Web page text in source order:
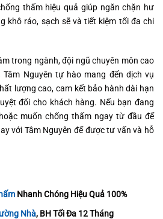
thấm hiệu quả giúp ngăn chặn hư
khô ráo, sạch sẽ và tiết kiệm tối đa chi
trong ngành, đội ngũ chuyên môn cao
Nguyên tự hào mang đến dịch vụ
lượng cao, cam kết bảo hành dài hạn
đối cho khách hàng. Nếu bạn đang
muốn chống thấm ngay từ đầu để
với Tâm Nguyên để được tư vấn và hỗ
Nhanh Chóng Hiệu Quả 100%
Nhà, BH Tối Đa 12 Tháng